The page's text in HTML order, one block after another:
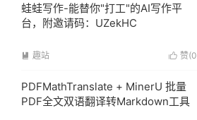
蛙蛙写作-能替你"打工"的AI写作平
台，附邀请码：UZekHC
 赞(0
 趣站
PDFMathTranslate + MinerU 批量
PDF全文双语翻译转Markdown工具